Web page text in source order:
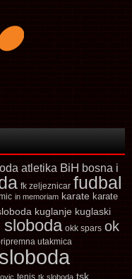
atletika BiH bosna i
fk zeljeznicar fudbal
in memoriam karate karate
kuglanje kuglaski
sloboda okk spars ok
utakmica
tenis tk sloboda tsk